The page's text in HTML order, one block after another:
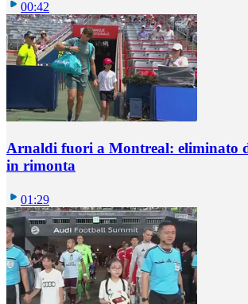
00:42
Arnaldi fuori a Montreal: eliminato
in rimonta
01:29